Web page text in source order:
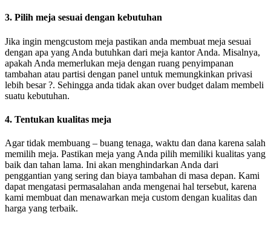
3. Pilih meja sesuai dengan kebutuhan
Jika ingin mengcustom meja pastikan anda membuat meja sesuai
dengan apa yang Anda butuhkan dari meja kantor Anda. Misalnya,
apakah Anda memerlukan meja dengan ruang penyimpanan
tambahan atau partisi dengan panel untuk memungkinkan privasi
lebih besar ?. Sehingga anda tidak akan over budget dalam membeli
suatu kebutuhan.
4. Tentukan kualitas meja
Agar tidak membuang – buang tenaga, waktu dan dana karena salah
memilih meja. Pastikan meja yang Anda pilih memiliki kualitas yang
baik dan tahan lama. Ini akan menghindarkan Anda dari
penggantian yang sering dan biaya tambahan di masa depan. Kami
dapat mengatasi permasalahan anda mengenai hal tersebut, karena
kami membuat dan menawarkan meja custom dengan kualitas dan
harga yang terbaik.